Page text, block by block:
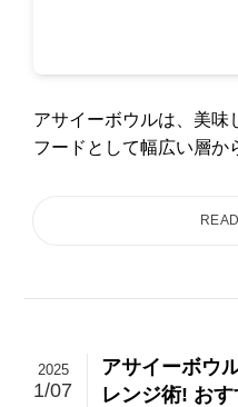
アサイーボウルは、美味
フードとして幅広い層か
アサイーボウ
レンジ術! お
2025
1/07